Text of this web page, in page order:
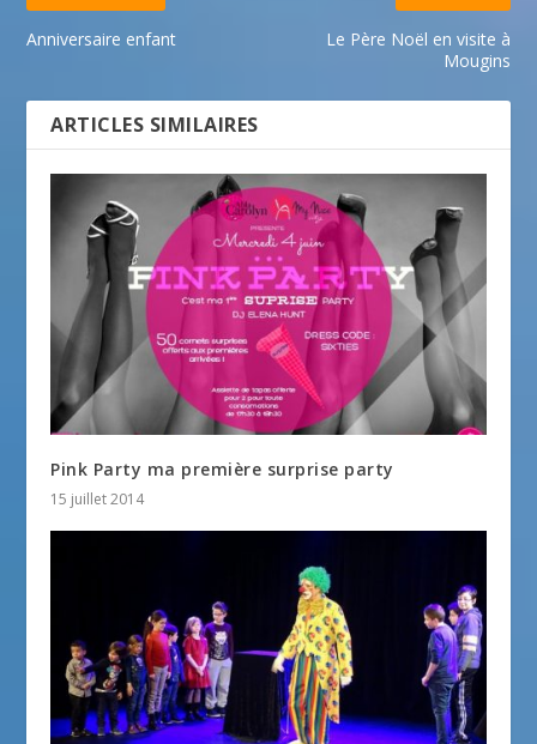
Anniversaire enfant
Le Père Noël en visite à
Mougins
ARTICLES SIMILAIRES
Pink Party ma première surprise party
15 juillet 2014